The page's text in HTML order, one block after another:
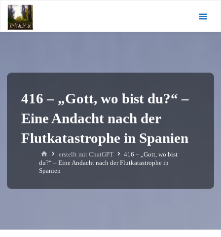
Zum
Inhalt
springen
416 – „Gott, wo bist du?“ –
Eine Andacht nach der
Flutkatastrophe in Spanien
Starterstellt mit ChatGPT
416 – „Gott, wo bist
du?“ – Eine Andacht nach der Flutkatastrophe in
Spanien